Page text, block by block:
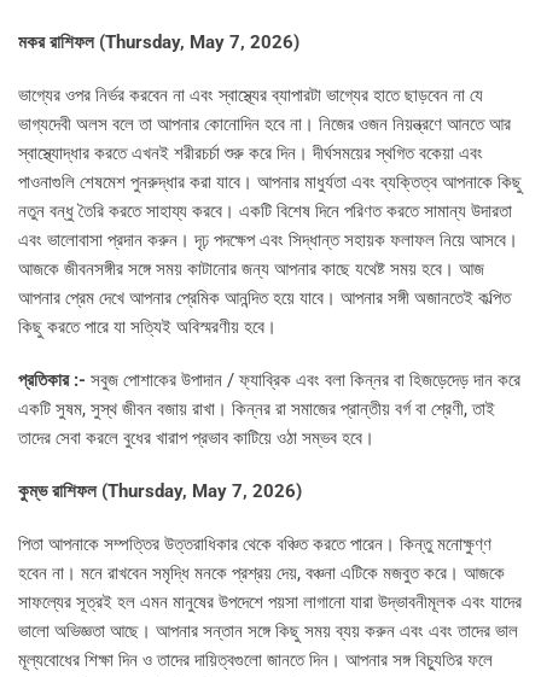
মকর রাশিফল (Thursday, May 7, 2026)
ভাগ্যের ওপর নির্ভর করবেন না এবং স্বাস্থ্যের ব্যাপারটা ভাগ্যের হাতে ছাড়বেন না যে
ভাগ্যদেবী অলস বলে তা আপনার কোনোদিন হবে না। নিজের ওজন নিয়ন্ত্রণে আনতে আর
স্বাস্থ্যোদ্ধার করতে এখনই শরীরচর্চা শুরু করে দিন। দীর্ঘসময়ের স্থগিত বকেয়া এবং
পাওনাগুলি শেষমেশ পুনরুদ্ধার করা যাবে। আপনার মাধুর্যতা এবং ব্যক্তিত্ব আপনাকে কিছু
নতুন বন্ধু তৈরি করতে সাহায্য করবে। একটি বিশেষ দিনে পরিণত করতে সামান্য উদারতা
এবং ভালোবাসা প্রদান করুন। দৃঢ় পদক্ষেপ এবং সিদ্ধান্ত সহায়ক ফলাফল নিয়ে আসবে।
আজকে জীবনসঙ্গীর সঙ্গে সময় কাটানোর জন্য আপনার কাছে যথেষ্ট সময় হবে। আজ
আপনার প্রেম দেখে আপনার প্রেমিক আনন্দিত হয়ে যাবে। আপনার সঙ্গী অজানতেই কল্পিত
কিছু করতে পারে যা সত্যিই অবিস্মরণীয় হবে।
প্রতিকার :- সবুজ পোশাকের উপাদান / ফ্যাব্রিক এবং বলা কিন্নর বা হিজড়েদেড় দান করে
একটি সুষম, সুস্থ জীবন বজায় রাখা। কিন্নর রা সমাজের প্রান্তীয় বর্গ বা শ্রেণী, তাই
তাদের সেবা করলে বুধের খারাপ প্রভাব কাটিয়ে ওঠা সম্ভব হবে।
কুম্ভ রাশিফল (Thursday, May 7, 2026)
পিতা আপনাকে সম্পত্তির উত্তরাধিকার থেকে বঞ্চিত করতে পারেন। কিন্তু মনোক্ষুণ্ণ
হবেন না। মনে রাখবেন সমৃদ্ধি মনকে প্রশ্রয় দেয়, বঞ্চনা এটিকে মজবুত করে। আজকে
সাফল্যের সূত্রই হল এমন মানুষের উপদেশে পয়সা লাগানো যারা উদ্ভাবনীমূলক এবং যাদের
ভালো অভিজ্ঞতা আছে। আপনার সন্তান সঙ্গে কিছু সময় ব্যয় করুন এবং এবং তাদের ভাল
মূল্যবোধের শিক্ষা দিন ও তাদের দায়িত্বগুলো জানতে দিন। আপনার সঙ্গ বিচ্যুতির ফলে